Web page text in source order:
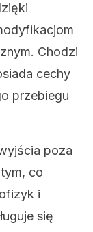
Chodzi
cechy
przebiegu
poza
co
i
się